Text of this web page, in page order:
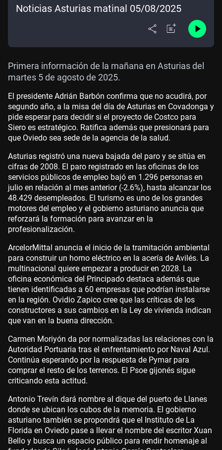
Noticias Asturias matinal 05/08/2025
Primera información de la mañana en Asturias del
martes 5 de agosto de 2025.
El presidente Adrián Barbón confirma que no acudirá, por
segundo año, a la misa del día de Asturias en Covadonga y
pide esperar para decidir si el proyecto de Costco para
Siero es estratégico. Ratifica además que presionará para
que Oviedo sea sede de la agencia de la salud.
Asturias registró una nueva bajada del paro y se sitúa en
cifras de 2008. El paro registrado en las oficinas de los
servicios públicos de empleo bajó en 1.296 personas en
julio en relación al mes anterior (-2.6%), hasta alcanzar los
48.429 desempleados. El turismo es uno de los grandes
motores del empleo y el gobierno asturiano anuncia que
reforzará la formación para avanzar en la
profesionalización.
ArcelorMittal anuncia el inicio de la tramitación ambiental
para construir un horno eléctrico en la acería de Avilés. La
multinacional quiere empezar a producir en 2028. La
oficina económica del Principado destaca además que
tienen identificadas a 60 empresas que podrían instalarse
en la región. Ovidio Zapico cree que las críticas de los
constructores a sus cambios en la Ley de vivienda indican
que van en la buena dirección.
Carmen Moriyón da por normalizadas las relaciones con la
Autoridad Portuaria tras el enfrentamiento por Naval Azul.
Continúa esperando por la respuesta de Pymar para
comprar el resto de los terrenos. El Psoe gijonés sigue
criticando esta actitud.
Antonio Trevín dará nombre al dique del puerto de Llanes
donde se ubican los cubos de la memoria. El gobierno
asturiano también se propondrá que el Instituto de La
Florida en Oviedo pase a llevar el nombre del escritor Xuan
Bello y busca un espacio público para rendir homenaje al